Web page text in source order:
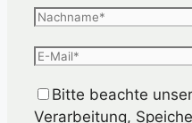
Bitte beachte
Verarbeitung,